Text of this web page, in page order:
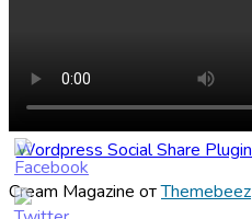
Wordpress Social Share Plugin
Cream Magazine отThemebeez